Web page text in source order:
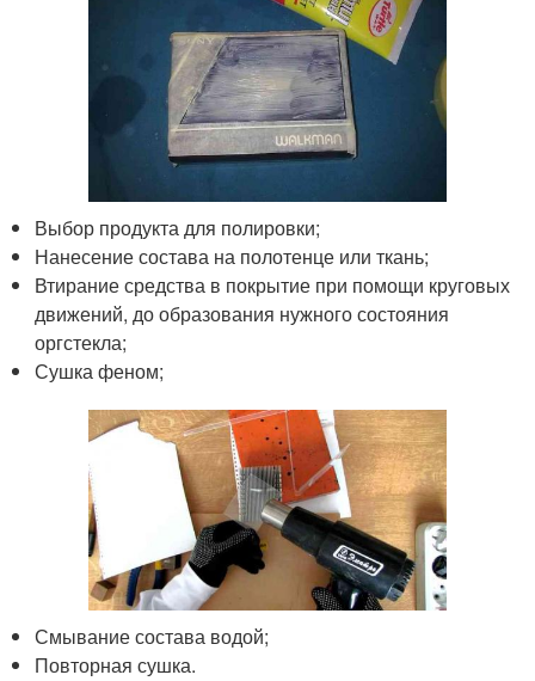
Выбор продукта для полировки;
Нанесение состава на полотенце или ткань;
Втирание средства в покрытие при помощи круговых
движений, до образования нужного состояния
оргстекла;
Сушка феном;
Смывание состава водой;
Повторная сушка.